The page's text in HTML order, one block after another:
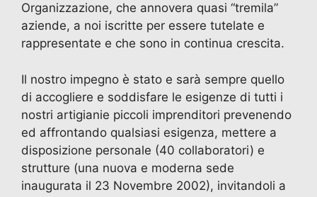
Organizzazione, che annovera quasi “tremila”
aziende, a noi iscritte per essere tutelate e
rappresentate e che sono in continua crescita.
Il nostro impegno è stato e sarà sempre quello
di accogliere e soddisfare le esigenze di tutti i
nostri artigianie piccoli imprenditori prevenendo
ed affrontando qualsiasi esigenza, mettere a
disposizione personale (40 collaboratori) e
strutture (una nuova e moderna sede
inaugurata il 23 Novembre 2002), invitandoli a